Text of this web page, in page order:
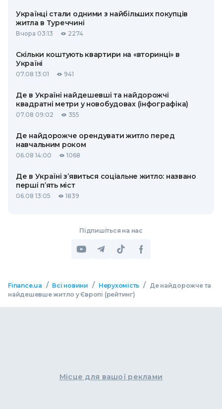
Українці стали одними з найбільших покупців
житла в Туреччині
Вчора 03:13 2274
Скільки коштують квартири на «вторинці» в
Україні
07.08 13:01 941
Де в Україні найдешевші та найдорожчі
квадратні метри у новобудовах (інфографіка)
07.08 09:02 355
Де найдорожче орендувати житло перед
навчальним роком
06.08 14:00 1068
Де в Україні з’явиться соціальне житло: названо
перші п’ять міст
06.08 13:05 1839
Підпишіться на нас
Finance.ua / Всі новини / Нерухомість /
Де найдорожче та
найдешевше житло у Європі (рейтинг)
Місце для вашої реклами